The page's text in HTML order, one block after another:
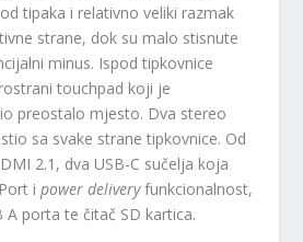
tipaka i relativno veliki razmak
strane, dok su malo stisnute
minus. Ispod tipkovnice
touchpad koji je
preostalo mjesto. Dva stereo
sa svake strane tipkovnice. Od
2.1, dva USB-C sučelja koja
ipower deliveryfunkcionalnost,
A porta te čitač SD kartica.